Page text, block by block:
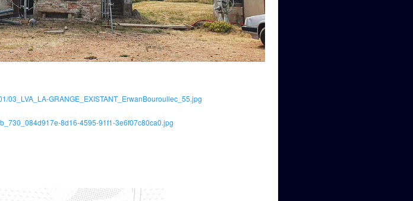
03_LVA_LA-GRANGE_EXISTANT_ErwanBouroullec_55.jpg
8d16-4595-91f1-3e6f07c80ca0.jpg